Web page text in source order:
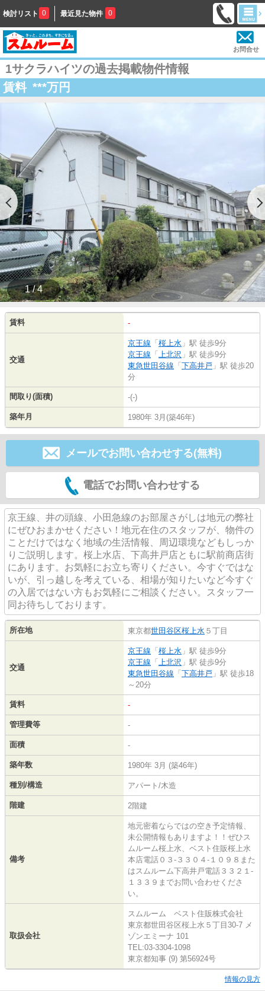
検討リスト 0 最近見た物件 0
お問合せ
1サクラハイツの過去掲載物件情報
賃料 ***万円
1 / 4
賃料 -
交通
京王線 「 桜上水 」駅 徒歩9分
京王線 「 上北沢 」駅 徒歩9分
東急世田谷線 「 下高井戸 」駅 徒歩20
分
間取り(面積) -(-)
築年月 1980年 3月(築46年)
メールでお問い合わせする(無料)
電話でお問い合わせする
京王線、井の頭線、小田急線のお部屋さがしは地元の弊社
にぜひおまかせください！地元在住のスタッフが、物件の
ことだけではなく地域の生活情報、周辺環境などもしっか
りご説明します。桜上水店、下高井戸店ともに駅前商店街
にあります。お気軽にお立ち寄りください。今すぐではな
いが、引っ越しを考えている、相場が知りたいなど今すぐ
の入居ではない方もお気軽にご相談ください。スタッフ一
同お待ちしております。
所在地 東京都世田谷区桜上水 ５丁目
交通
京王線 「 桜上水 」駅 徒歩9分
京王線 「 上北沢 」駅 徒歩9分
東急世田谷線 「 下高井戸 」駅 徒歩18
～20分
賃料 -
管理費等 -
面積 -
築年数 1980年 3月 (築46年)
種別/構造 アパート/木造
階建 2階建
備考
地元密着ならではの空き予定情報、
未公開情報もありますよ！！ぜひス
ムルーム桜上水、ベスト住販桜上水
本店電話０３-３３０４-１０９８また
はスムルーム下高井戸電話３３２１-
１３３９までお問い合わせくださ
い。
取扱会社
スムルーム ベスト住販株式会社
東京都世田谷区桜上水５丁目30-7 メ
ゾンエミーナ 101
TEL:03-3304-1098
東京都知事 (9) 第56924号
情報の見方